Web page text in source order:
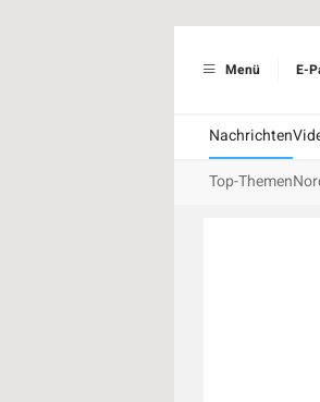
Menü E-
Nachrichten
Top-Themen